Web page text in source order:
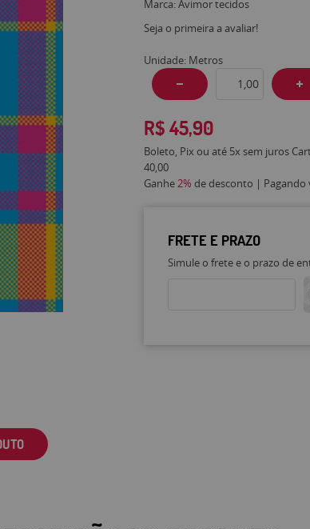
Marca:Avimor tecidos
Seja o primeira a avaliar!
Unidade: Metros
R$ 45,90
Boleto, Pix ou até 5x sem juros
40,00
Ganhe2% de desconto | Pagando
FRETE E PRAZO
Simule o frete e o prazo de